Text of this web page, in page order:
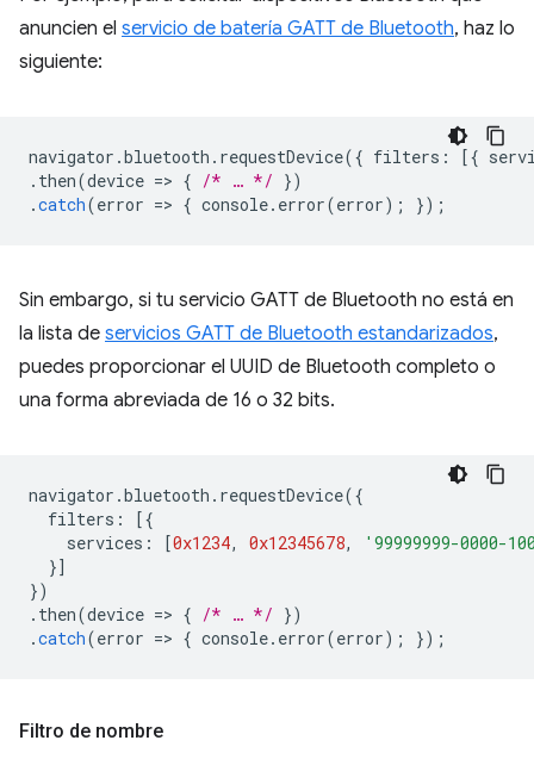
anuncien el servicio de batería GATT de Bluetooth, haz lo
siguiente:
navigator .bluetooth . requestDevice({ filters : [{
. then(device => { /* … */ })
.catch(error => { console. error(error); });
Sin embargo, si tu servicio GATT de Bluetooth no está en
la lista de servicios GATT de Bluetooth estandarizados,
puedes proporcionar el UUID de Bluetooth completo o
una forma abreviada de 16 o 32 bits.
navigator .bluetooth . requestDevice({
filters :
[{
services : [0x1234, 0x12345678,
'99999999-0000-
}]
})
. then(device => { /* … */ })
.catch(error => { console. error(error); });
Filtro de nombre